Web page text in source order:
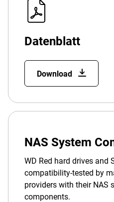
Datenblatt
Download
NAS System
WD Red hard drives and
compatibility-tested by
providers with their NAS
components.